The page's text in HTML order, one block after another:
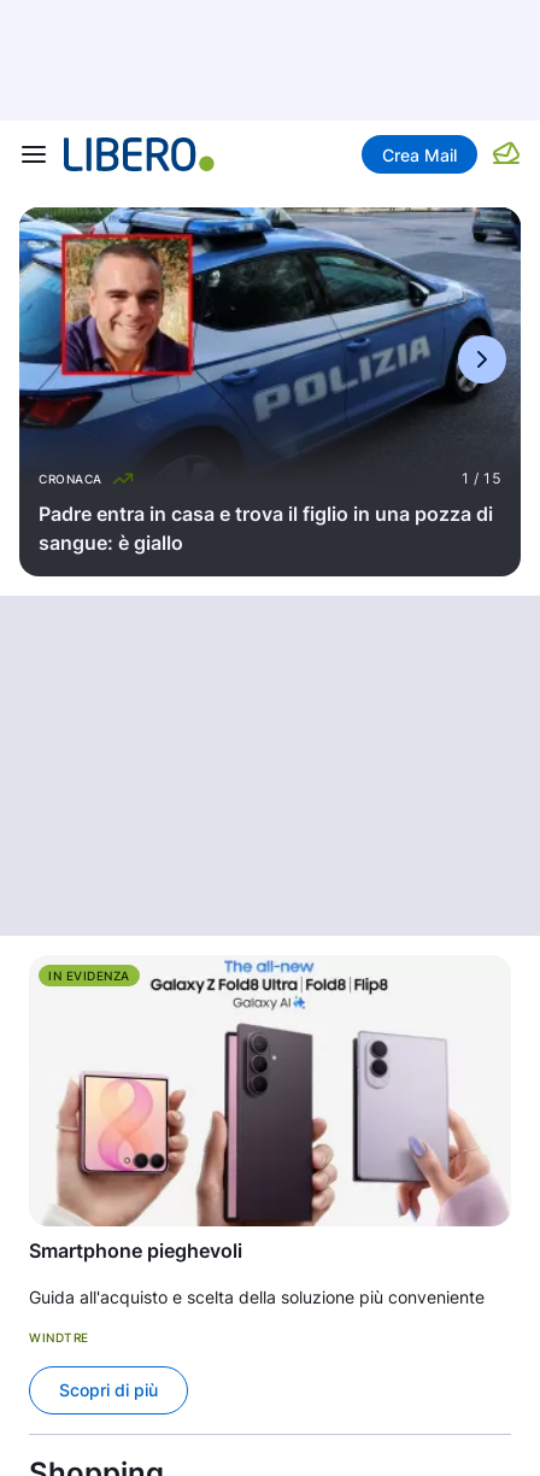
Crea Mail
Padre entra in casa e trova il figlio in una pozza di
sangue: è giallo
CRONACA
IN EVIDENZA
Smartphone pieghevoli
Guida all'acquisto e scelta della soluzione più conveniente
WINDTRE
Scopri di più